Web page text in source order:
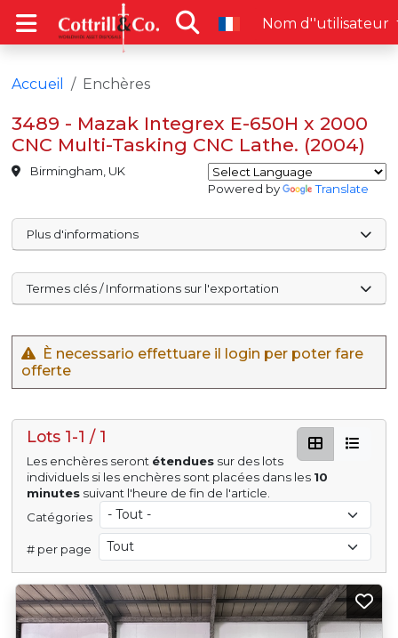
Nom d''utilisateur
Accueil Enchères
3489 - Mazak Integrex E-650H x 2000
CNC Multi-Tasking CNC Lathe. (2004)
Birmingham, UK
Powered by
Translate
Plus d'informations
Termes clés / Informations sur l'exportation
È necessario effettuare il login per poter fare
offerte
Lots 1-1 / 1
Les enchères seront étendues sur des lots
individuels si les enchères sont placées dans les 10
minutes suivant l'heure de fin de l'article.
Catégories
# per page